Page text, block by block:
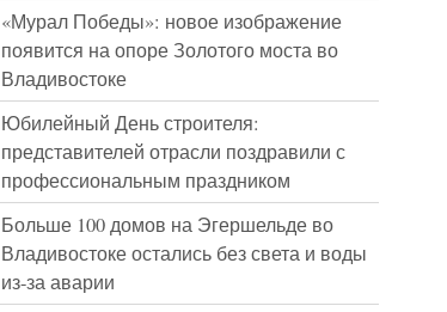
«Мурал Победы»: новое изображение
появится на опоре Золотого моста во
Владивостоке
Юбилейный День строителя:
представителей отрасли поздравили с
профессиональным праздником
Больше 100 домов на Эгершельде во
Владивостоке остались без света и воды
из-за аварии